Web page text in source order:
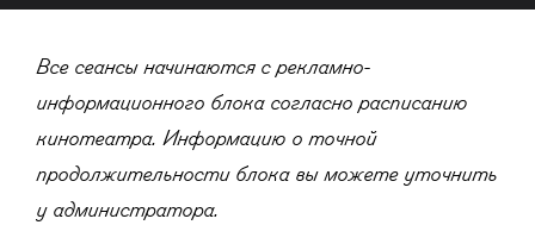
Все сеансы начинаются с рекламно-
информационного блока согласно расписанию
кинотеатра. Информацию о точной
продолжительности блока вы можете уточнить
у администратора.